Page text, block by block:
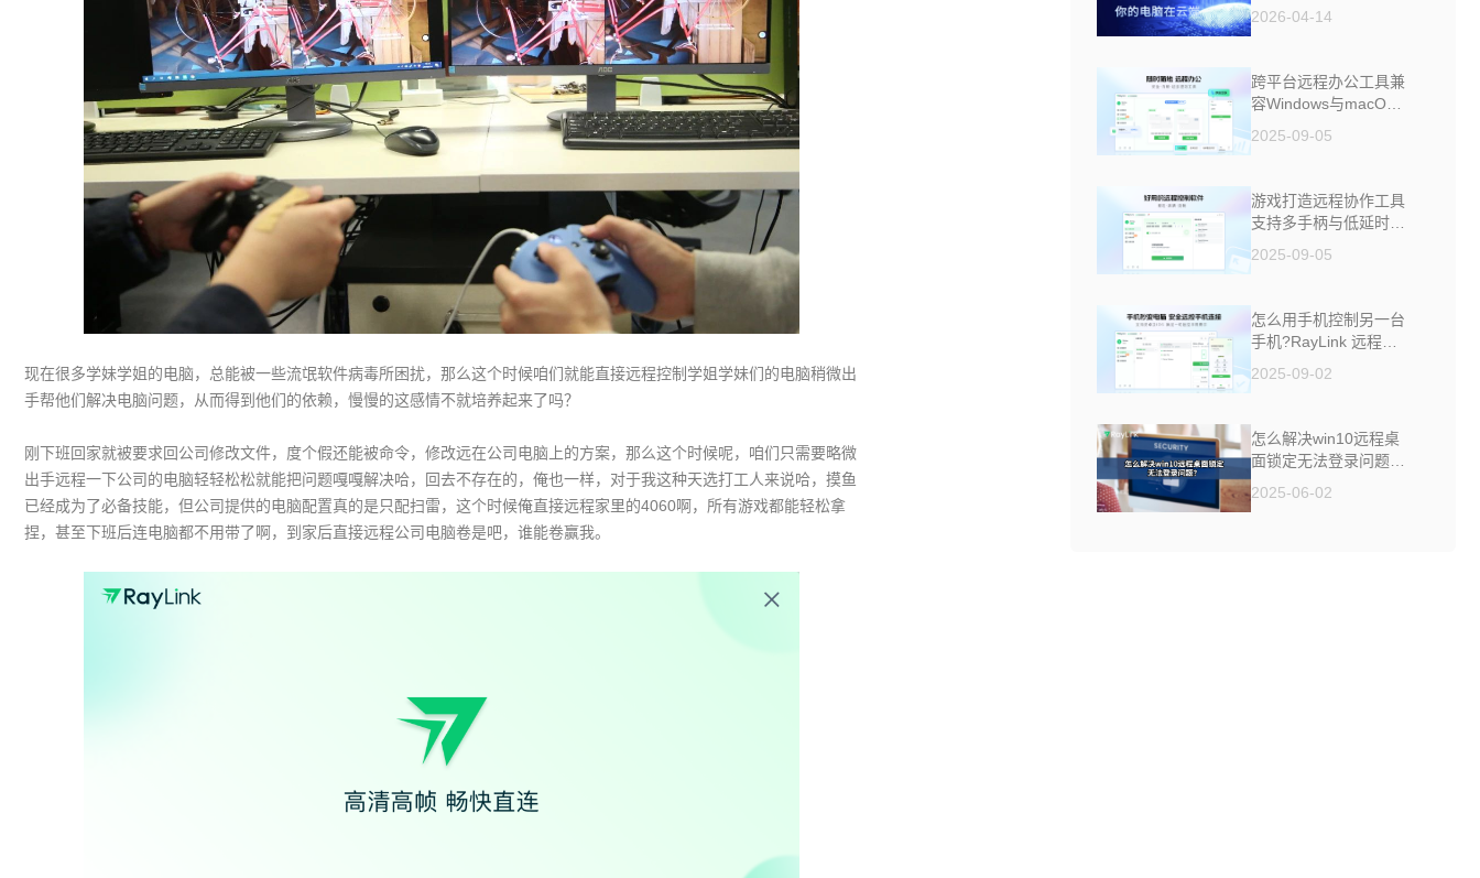
现在很多学妹学姐的电脑，总能被一些流氓软件病毒所困扰，那么这个时候咱们就能直接远程控制学姐学妹们的电脑稍微出
手帮他们解决电脑问题，从而得到他们的依赖，慢慢的这感情不就培养起来了吗？
刚下班回家就被要求回公司修改文件，度个假还能被命令，修改远在公司电脑上的方案，那么这个时候呢，咱们只需要略微
出手远程一下公司的电脑轻轻松松就能把问题嘎嘎解决哈，回去不存在的，俺也一样，对于我这种天选打工人来说哈，摸鱼
已经成为了必备技能，但公司提供的电脑配置真的是只配扫雷，这个时候俺直接远程家里的4060啊，所有游戏都能轻松拿
捏，甚至下班后连电脑都不用带了啊，到家后直接远程公司电脑卷是吧，谁能卷赢我。
2026-04-14
跨平台远程办公工具兼
容Windows与macOS
2025-09-05
游戏打造远程协作工具
支持多手柄与低延时助
2025-09-05
怎么用手机控制另一台
手机?RayLink 远程控
2025-09-02
怎么解决win10远程桌
面锁定无法登录问题
2025-06-02